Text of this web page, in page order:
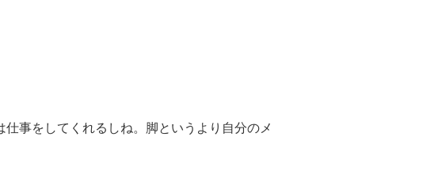
事をしてくれるしね。脚というより自分のメ